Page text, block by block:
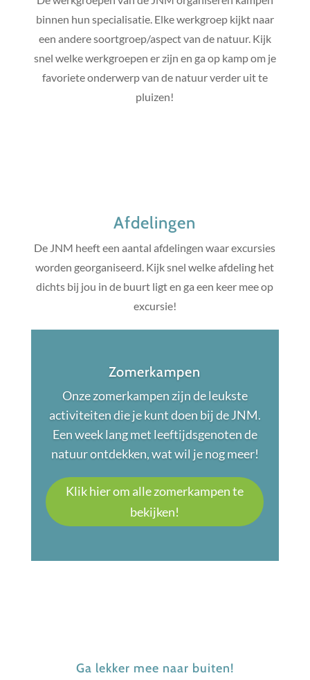
binnen hun specialisatie. Elke werkgroep kijkt naar
een andere soortgroep/aspect van de natuur. Kijk
snel welke werkgroepen er zijn en ga op kamp om je
favoriete onderwerp van de natuur verder uit te
pluizen!
Afdelingen
De JNM heeft een aantal afdelingen waar excursies
worden georganiseerd. Kijk snel welke afdeling het
dichts bij jou in de buurt ligt en ga een keer mee op
excursie!
Zomerkampen
Onze zomerkampen zijn de leukste
activiteiten die je kunt doen bij de JNM.
Een week lang met leeftijdsgenoten de
natuur ontdekken, wat wil je nog meer!
Klik hier om alle zomerkampen te
bekijken!
Ga lekker mee naar buiten!